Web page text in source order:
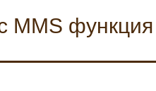
НА ЖИВО
MMS